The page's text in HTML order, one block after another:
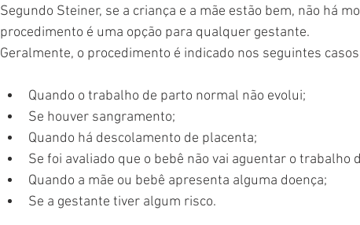
Segundo Steiner, se a criança e a mãe estão bem, não há
procedimento é uma opção para qualquer gestante.
Geralmente, o procedimento é indicado nos seguintes
Quando o trabalho de parto normal não evolui;
Se houver sangramento;
Quando há descolamento de placenta;
Se foi avaliado que o bebê não vai aguentar o trabalho
Quando a mãe ou bebê apresenta alguma doença;
Se a gestante tiver algum risco.